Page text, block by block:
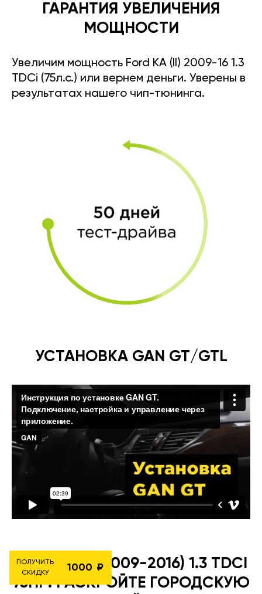
ГАРАНТИЯ УВЕЛИЧЕНИЯ
МОЩНОСТИ
Увеличим мощность Ford KA (II) 2009-16 1.3
TDCi (75л.с.) или вернем деньги. Уверены в
результатах нашего чип-тюнинга.
УСТАНОВКА GAN GT/GTL
FORD KA II (2009-2016) 1.3 TDCI
75HP: РАСКРОЙТЕ ГОРОДСКУЮ
ПОЛУЧИТЬ
СКИДКУ
1000